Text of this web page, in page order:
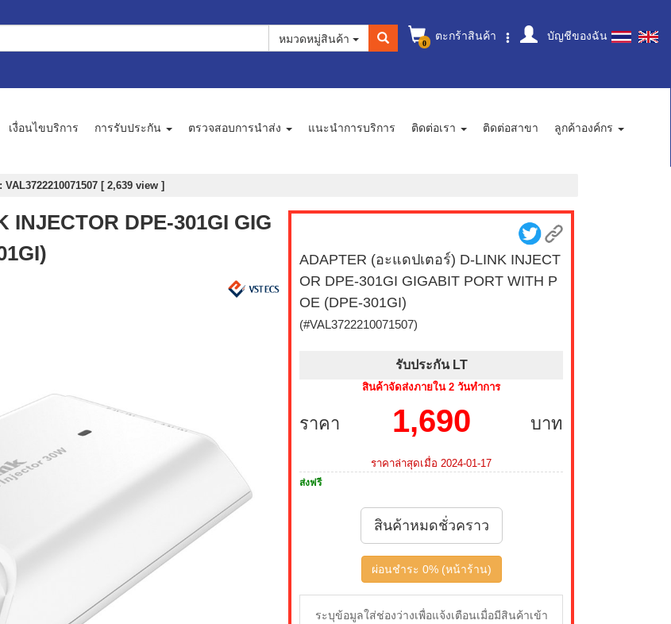
0 ตะกร้าสินค้า บัญชีของฉัน
หมวดหมู่สินค้า
เงื่อนไขบริการ การรับประกัน ตรวจสอบการนำส่ง แนะนำการบริการ ติดต่อเรา ติดต่อสาขา
ลูกค้าองค์กร
VAL3722210071507 [ 2,639 view ]
DPE-301GI GIG
ADAPTER (อะแดปเตอร์) D-LINK INJECT
OR DPE-301GI GIGABIT PORT WITH P
OE (DPE-301GI)
(#VAL3722210071507)
รับประกัน LT
สินค้าจัดส่งภายใน 2 วันทำการ
ราคา บาท
1,690
ราคาล่าสุดเมื่อ 2024-01-17
ส่งฟรี
สินค้าหมดชั่วคราว
ผ่อนชำระ 0% (หน้าร้าน)
ระบุข้อมูลใส่ช่องว่างเพื่อแจ้งเตือนเมื่อมีสินค้าเข้า